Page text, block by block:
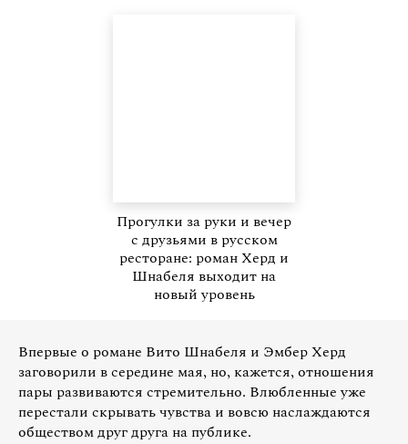
Прогулки за руки и вечер
с друзьями в русском
ресторане: роман Херд и
Шнабеля выходит на
новый уровень
Впервые о романе Вито Шнабеля и Эмбер Херд
заговорили в середине мая, но, кажется, отношения
пары развиваются стремительно. Влюбленные уже
перестали скрывать чувства и вовсю наслаждаются
обществом друг друга на публике.